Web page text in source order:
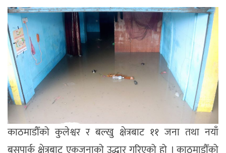
काठमाडौँको कुलेश्वर र बल्खु क्षेत्रबाट ११ जना तथा नयाँ